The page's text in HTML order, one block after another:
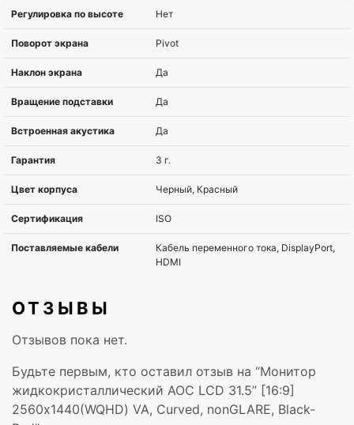
Покрытие экрана
Яркость, cd/m2 250 cd/m?
Угол обзора по
горизонтали
Угол обзора по вертикали
Контрастность
статическая
3000:1
Контрастность
80000000:1
Количество цветов
Время отклика, мс
Вход VGA 1
ОТЗЫВЫ
Отзывов пока нет.
Будьте первым, кто оставил отзыв на “Монитор
жидкокристаллический AOC LCD 31.5” [16:9]
2560х1440(WQHD) VA, Curved, nonGLARE, Black-